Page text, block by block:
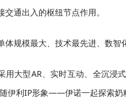
通出入的枢纽节点作用。
规模最大、技术最先进、数智
用大型AR、实时互动、全沉
伊利IP形象——伊诺一起探索奶